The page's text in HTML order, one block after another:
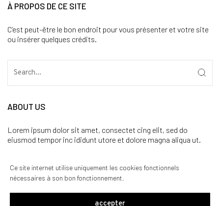
Ce site internet utilise uniquement les cookies fonctionnels
nécessaires à son bon fonctionnement.
accepter
À PROPOS DE CE SITE
C’est peut-être le bon endroit pour vous présenter et votre site
ou insérer quelques crédits.
ABOUT US
Lorem ipsum dolor sit amet, consectet cing elit, sed do
eiusmod tempor inc ididunt utore et dolore magna aliqua ut.
CATÉGORIES